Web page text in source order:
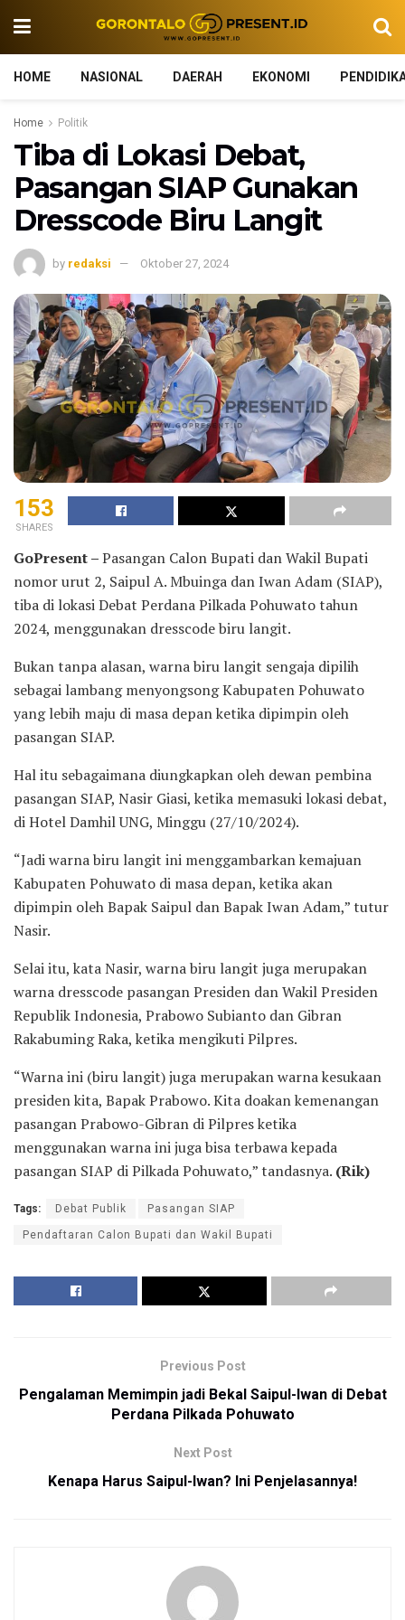
HOME NASIONAL DAERAH EKONOMI
Home Politik
Tiba di Lokasi Debat,
Pasangan SIAP Gunakan
Dresscode Biru Langit
by redaksi Oktober 27, 2024
153
SHARES
GoPresent –Pasangan Calon Bupati dan Wakil Bupati
nomor urut 2, Saipul A. Mbuinga dan Iwan Adam (SIAP),
tiba di lokasi Debat Perdana Pilkada Pohuwato tahun
2024, menggunakan dresscode biru langit.
Bukan tanpa alasan, warna biru langit sengaja dipilih
sebagai lambang menyongsong Kabupaten Pohuwato
yang lebih maju di masa depan ketika dipimpin oleh
pasangan SIAP.
Hal itu sebagaimana diungkapkan oleh dewan pembina
pasangan SIAP, Nasir Giasi, ketika memasuki lokasi debat,
di Hotel Damhil UNG, Minggu (27/10/2024).
“Jadi warna biru langit ini menggambarkan kemajuan
Kabupaten Pohuwato di masa depan, ketika akan
dipimpin oleh Bapak Saipul dan Bapak Iwan Adam,” tutur
Nasir.
Selai itu, kata Nasir, warna biru langit juga merupakan
warna dresscode pasangan Presiden dan Wakil Presiden
Republik Indonesia, Prabowo Subianto dan Gibran
Rakabuming Raka, ketika mengikuti Pilpres.
“Warna ini (biru langit) juga merupakan warna kesukaan
presiden kita, Bapak Prabowo. Kita doakan kemenangan
pasangan Prabowo-Gibran di Pilpres ketika
menggunakan warna ini juga bisa terbawa kepada
pasangan SIAP di Pilkada Pohuwato,” tandasnya. (Rik)
Tags: Debat Publik Pasangan SIAP
Pendaftaran Calon Bupati dan Wakil Bupati
Previous Post
Pengalaman Memimpin jadi Bekal Saipul-Iwan di Debat
Perdana Pilkada Pohuwato
Next Post
Kenapa Harus Saipul-Iwan? Ini Penjelasannya!